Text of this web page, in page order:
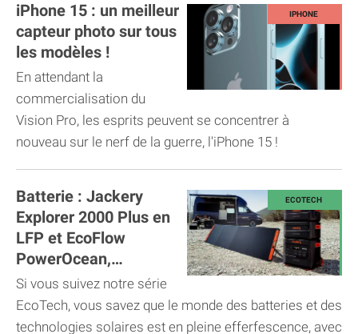
iPhone 15 : un meilleur
capteur photo sur tous
les modèles !
En attendant la
commercialisation du
Vision Pro, les esprits peuvent se concentrer à
nouveau sur le nerf de la guerre, l'iPhone 15 !
Batterie : Jackery
Explorer 2000 Plus en
LFP et EcoFlow
PowerOcean,
équivalent du Tesla
PowerWall
Si vous suivez notre série
EcoTech, vous savez que le monde des batteries et des
technologies solaires est en pleine efferfescence, avec